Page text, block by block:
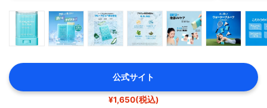
公式サイト
¥1,650(税込)